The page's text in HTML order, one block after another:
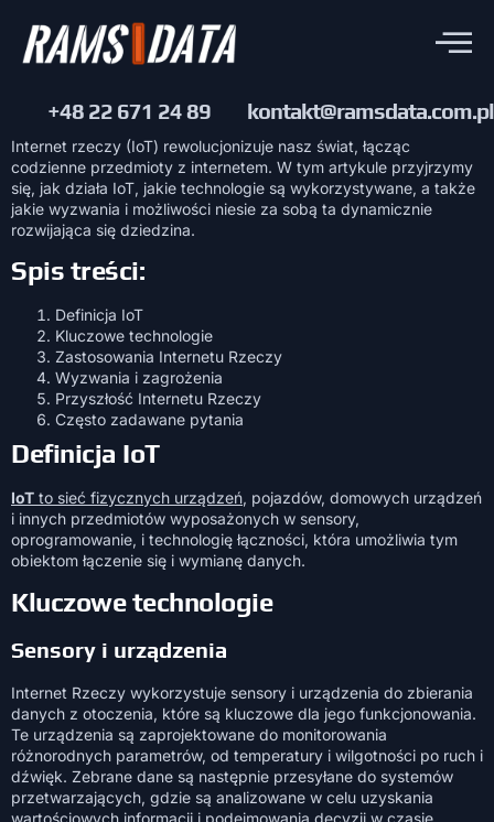
+48 22 671 24 89 kontakt@ramsdata.com.pl
Internet rzeczy (IoT) rewolucjonizuje nasz świat, łącząc
codzienne przedmioty z internetem. W tym artykule przyjrzymy
się, jak działa IoT, jakie technologie są wykorzystywane, a także
jakie wyzwania i możliwości niesie za sobą ta dynamicznie
rozwijająca się dziedzina.
Spis treści:
Definicja IoT
Kluczowe technologie
Zastosowania Internetu Rzeczy
Wyzwania i zagrożenia
Przyszłość Internetu Rzeczy
Często zadawane pytania
Definicja IoT
IoT to sieć fizycznych urządzeń, pojazdów, domowych urządzeń
i innych przedmiotów wyposażonych w sensory,
oprogramowanie, i technologię łączności, która umożliwia tym
obiektom łączenie się i wymianę danych.
Kluczowe technologie
Sensory i urządzenia
Internet Rzeczy wykorzystuje sensory i urządzenia do zbierania
danych z otoczenia, które są kluczowe dla jego funkcjonowania.
Te urządzenia są zaprojektowane do monitorowania
różnorodnych parametrów, od temperatury i wilgotności po ruch i
dźwięk. Zebrane dane są następnie przesyłane do systemów
przetwarzających, gdzie są analizowane w celu uzyskania
wartościowych informacji i podejmowania decyzji w czasie